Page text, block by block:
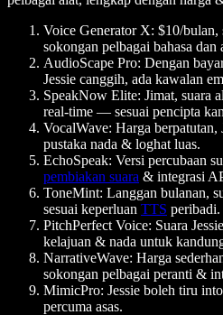
Voice Generator X: $10/bulan,
sokongan pelbagai bahasa
AudioScape Pro: Dengan
Jessie canggih, ada kawalan
SpeakNow Elite: Jimat, suara
real-time — sesuai pencipta
VocalWave: Harga
pustaka nada & loghat luas.
EchoSpeak: Versi percubaan
pembiakan suara & integrasi
ToneMint: Langgan bulanan,
sesuai keperluan TTS peribadi.
PitchPerfect Voice: Suara
kelajuan & nada untuk
NarrativeWave: Harga
sokongan pelbagai peranti &
MimicPro: Jessie boleh tiru
percuma asas.